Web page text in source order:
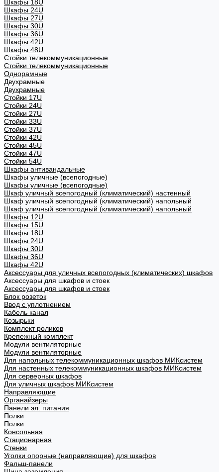
Шкафы 18U
Шкафы 24U
Шкафы 27U
Шкафы 30U
Шкафы 36U
Шкафы 42U
Шкафы 48U
Стойки телекоммуникационные
Стойки телекоммуникационные
Однорамные
Двухрамные
Двухрамные
Стойки 17U
Стойки 24U
Стойки 27U
Стойки 33U
Стойки 37U
Стойки 42U
Стойки 45U
Стойки 47U
Стойки 54U
Шкафы антивандальные
Шкафы уличные (всепогодные)
Шкафы уличные (всепогодные)
Шкаф уличный всепогодный (климатический) настенный
Шкаф уличный всепогодный (климатический) напольный
Шкаф уличный всепогодный (климатический) напольный
Шкафы 12U
Шкафы 15U
Шкафы 18U
Шкафы 24U
Шкафы 30U
Шкафы 36U
Шкафы 42U
Аксессуары для уличных всепогодных (климатических) шкафов
Аксессуары для шкафов и стоек
Аксессуары для шкафов и стоек
Блок розеток
Ввод с уплотнением
Кабель канал
Козырьки
Комплект роликов
Крепежный комплект
Модули вентиляторные
Модули вентиляторные
Для напольных телекоммуникационных шкафов МИКсистем
Для настенных телекоммуникационных шкафов МИКсистем
Для серверных шкафов
Для уличных шкафов МИКсистем
Направляющие
Органайзеры
Панели эл. питания
Полки
Полки
Консольная
Стационарная
Стенки
Уголки опорные (направляющие) для шкафов
Фальш-панели